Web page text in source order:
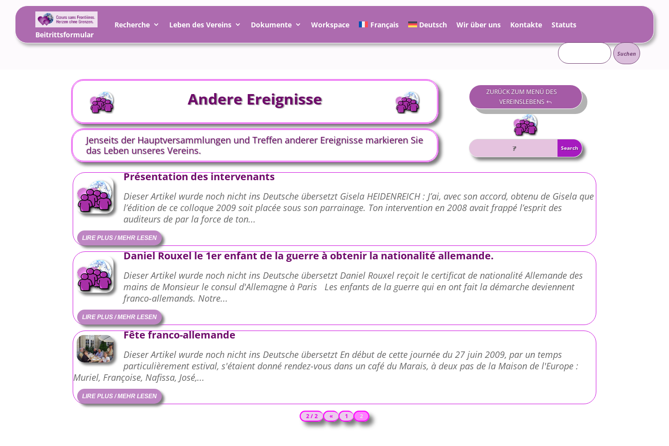
Recherche Leben des Vereins Dokumente Workspace Français Deutsch Wir über uns Kontakte
Statuts
Beitrittsformular
Suchen
nach:
Andere Ereignisse
Jenseits der Hauptversammlungen und Treffen anderer Ereignisse markieren Sie
das Leben unseres Vereins.
ZURÜCK ZUM MENÜ DES
VEREINSLEBENS
Présentation des intervenants
Dieser Artikel wurde noch nicht ins Deutsche übersetzt Gisela HEIDENREICH : J’ai, avec son accord, obtenu de Gisela que
l’édition de ce colloque 2009 soit placée sous son parrainage. Ton intervention en 2008 avait frappé l’esprit des
auditeurs de par la force de ton...
LIRE PLUS / MEHR LESEN
Daniel Rouxel le 1er enfant de la guerre à obtenir la nationalité allemande.
Dieser Artikel wurde noch nicht ins Deutsche übersetzt Daniel Rouxel reçoit le certificat de nationalité Allemande des
mains de Monsieur le consul d'Allemagne à Paris Les enfants de la guerre qui en ont fait la démarche deviennent
franco-allemands. Notre...
LIRE PLUS / MEHR LESEN
Fête franco-allemande
Dieser Artikel wurde noch nicht ins Deutsche übersetzt En début de cette journée du 27 juin 2009, par un temps
particulièrement estival, s'étaient donné rendez-vous dans un café du Marais, à deux pas de la Maison de l'Europe :
Muriel, Françoise, Nafissa, José,...
LIRE PLUS / MEHR LESEN
2 / 2 « 1 2